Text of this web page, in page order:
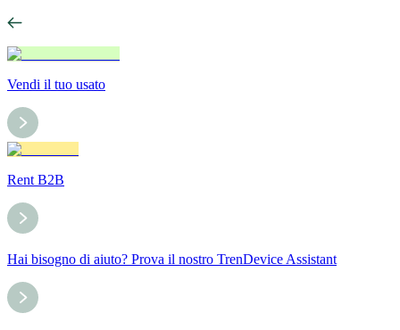
Vendi il tuo usato
Rent B2B
Hai bisogno di aiuto? Prova il nostro TrenDevice Assistant